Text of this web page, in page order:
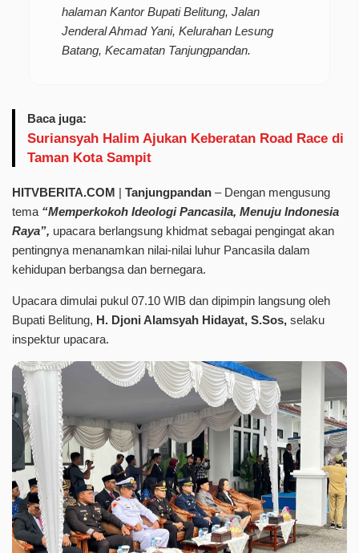
halaman Kantor Bupati Belitung, Jalan
Jenderal Ahmad Yani, Kelurahan Lesung
Batang, Kecamatan Tanjungpandan.
Baca juga:
Suriansyah Halim Ajukan Keberatan Road Race di
Taman Kota Sampit
HITVBERITA.COM | Tanjungpandan – Dengan mengusung
tema “Memperkokoh Ideologi Pancasila, Menuju Indonesia
Raya”, upacara berlangsung khidmat sebagai pengingat akan
pentingnya menanamkan nilai-nilai luhur Pancasila dalam
kehidupan berbangsa dan bernegara.
Upacara dimulai pukul 07.10 WIB dan dipimpin langsung oleh
Bupati Belitung, H. Djoni Alamsyah Hidayat, S.Sos, selaku
inspektur upacara.